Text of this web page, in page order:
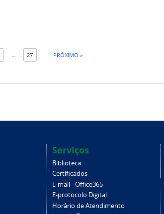
27 PRÓXIMO »
Serviços
Biblioteca
Certificados
E-mail - Office365
E-protocolo Digital
Horário de Atendimento